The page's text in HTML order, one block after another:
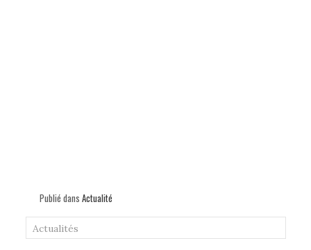
Publié dans Actualité
Actualités